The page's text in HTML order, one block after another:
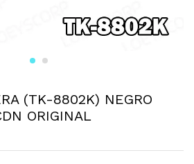
(TK-8802K) NEGRO
ORIGINAL